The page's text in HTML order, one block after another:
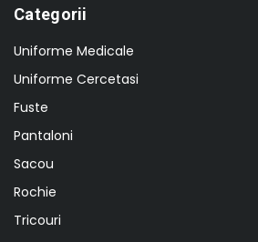
Categorii
Uniforme Medicale
Uniforme Cercetasi
Fuste
Pantaloni
Sacou
Rochie
Tricouri